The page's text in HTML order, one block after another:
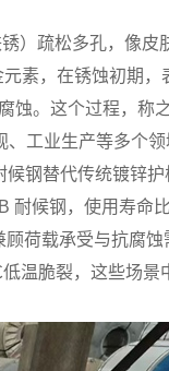
）疏松多孔，像皮
素，在锈蚀初期，
。这个过程，称之
、工业生产等多个
钢替代传统镀锌
耐候钢，使用寿命
荷载承受与抗腐
温脆裂，这些场景